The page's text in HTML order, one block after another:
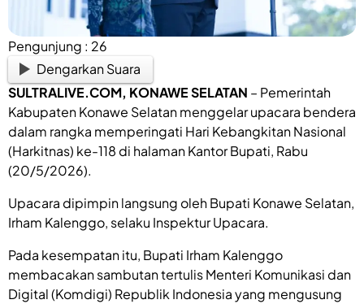
Pengunjung : 26
Dengarkan Suara
SULTRALIVE.COM, KONAWE SELATAN – Pemerintah
Kabupaten Konawe Selatan menggelar upacara bendera
dalam rangka memperingati Hari Kebangkitan Nasional
(Harkitnas) ke-118 di halaman Kantor Bupati, Rabu
(20/5/2026).
Upacara dipimpin langsung oleh Bupati Konawe Selatan,
Irham Kalenggo, selaku Inspektur Upacara.
Pada kesempatan itu, Bupati Irham Kalenggo
membacakan sambutan tertulis Menteri Komunikasi dan
Digital (Komdigi) Republik Indonesia yang mengusung